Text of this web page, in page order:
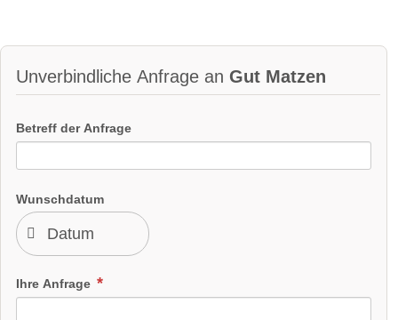
Unverbindliche Anfrage an Gut Matzen
Betreff der Anfrage
Wunschdatum
Ihre Anfrage